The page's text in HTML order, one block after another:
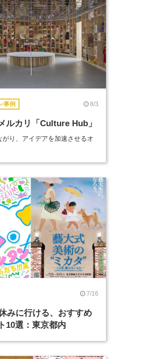
事例 8/3
ルカリ「Culture Hub」
がり、アイデアを加速させるオ
7/16
みに行ける、おすすめ
10選：東京都内